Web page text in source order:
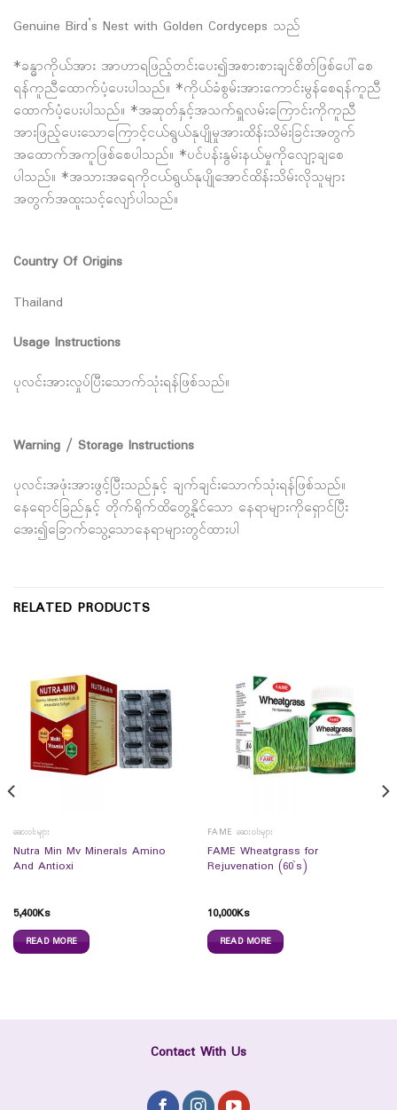
Genuine Bird’s Nest with Golden Cordyceps သည်
*ခန္ဓာကိုယ်အား အာဟာရဖြည့်တင်းပေး၍အစားစားချင်စိတ်ဖြစ်ပေါ်စေ
ရန်ကူညီထောက်ပံ့ပေးပါသည်။ *ကိုယ်ခံစွမ်းအားကောင်းမွန်စေရန်ကူညီ
ထောက်ပံ့ပေးပါသည်။ *အဆုတ်နှင့်အသက်ရှူလမ်းကြောင်းကိုကူညီ
အားဖြည့်ပေးသောကြောင့်ငယ်ရွယ်နုပျိုမှုအားထိန်းသိမ်းခြင်းအတွက်
အထောက်အကူဖြစ်စေပါသည်။ *ပင်ပန်းနွမ်းနယ်မှုကိုလျော့ချစေ
ပါသည်။ *အသားအရေကိုငယ်ရွယ်နုပျိုအောင်ထိန်းသိမ်းလိုသူများ
အတွက်အထူးသင့်လျော်ပါသည်။
Country Of Origins
Thailand
Usage Instructions
ပုလင်းအားလှုပ်ပြီးသောက်သုံးရန်ဖြစ်သည်။
Warning / Storage Instructions
ပုလင်းအဖုံးအားဖွင့်ပြီးသည်နှင့် ချက်ချင်းသောက်သုံးရန်ဖြစ်သည်။
နေရောင်ခြည်နှင့် တိုက်ရိုက်ထိတွေ့နိုင်သော နေရာများကိုရှောင်ပြီး
အေး၍ခြောက်သွေ့သောနေရာများတွင်ထားပါ
RELATED PRODUCTS
ဆေးဝါးများ
Nutra Min Mv Minerals Amino
And Antioxi
5,400Ks
READ MORE
FAME ဆေးဝါးများ
FAME Wheatgrass for
Rejuvenation (60`s)
10,000Ks
READ MORE
Contact With Us